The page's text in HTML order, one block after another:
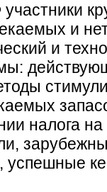
и
и
налога
успешные